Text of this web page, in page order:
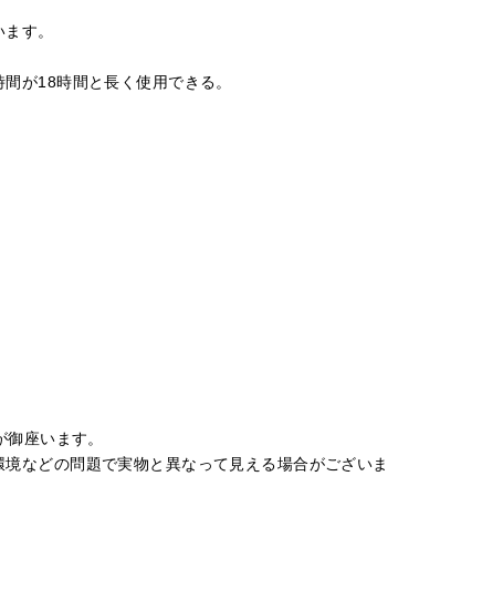
す。
が18時間と長く使用できる。
座います。
などの問題で実物と異なって見える場合がございま